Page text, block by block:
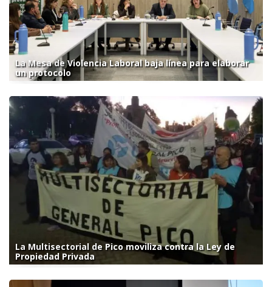
La Mesa de Violencia Laboral baja línea para elaborar
un protocolo
La Multisectorial de Pico moviliza contra la Ley de
Propiedad Privada